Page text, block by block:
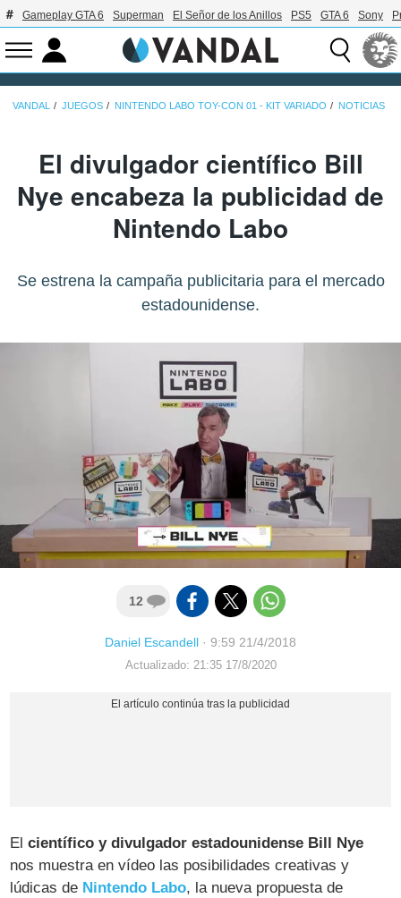
Gameplay GTA 6 Superman El Señor de los Anillos PS5 GTA 6 Sony
VANDAL JUEGOS NINTENDO LABO TOY-CON 01 - KIT VARIADO NOTICIAS
El divulgador científico Bill
Nye encabeza la publicidad de
Nintendo Labo
Se estrena la campaña publicitaria para el mercado
estadounidense.
12
Daniel Escandell · 9:59 21/4/2018
Actualizado: 21:35 17/8/2020
Elcientífico y divulgador estadounidense Bill Nye
nos muestra en vídeo las posibilidades creativas y
lúdicas de Nintendo Labo, la nueva propuesta de